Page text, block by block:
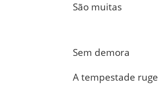
São muitas
Sem demora
A tempestade ruge